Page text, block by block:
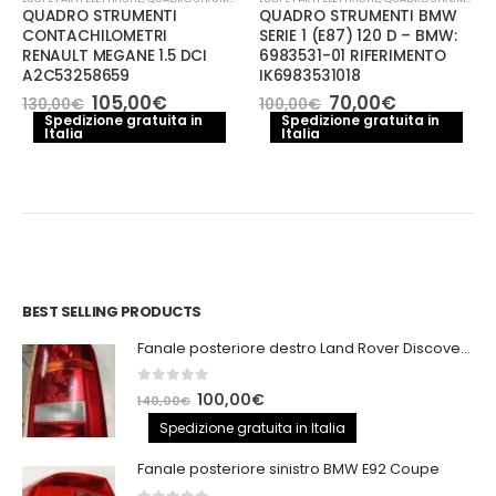
QUADRO STRUMENTI
CONTACHILOMETRI
RENAULT MEGANE 1.5 DCI
A2C53258659
130,00€ Il
prezzo
originale
105,00€Il
prezzo
attuale
Spedizione gratuita in
Italia
QUADRO STRUMENTI BMW
SERIE 1 (E87) 120 D – BMW:
6983531-01 RIFERIMENTO
IK6983531018
100,00€ Il
prezzo
originale
70,00€Il
prezzo
attuale
Spedizione gratuita in
Italia
BEST SELLING PRODUCTS
Fanale posteriore destro Land Rover Discovery 3
out of 5
140,00€ Il
prezzo
originale
era:
100,00€Il
prezzo
attuale
è:
Spedizione gratuita in Italia
Fanale posteriore sinistro BMW E92 Coupe